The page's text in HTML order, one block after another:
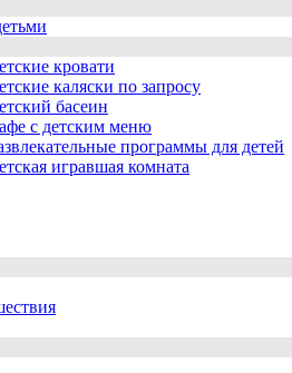
кровати
каляски по запросу
басеин
с детским меню
программы для детей
игравшая комната